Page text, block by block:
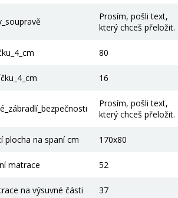
Prosím, pošli text,
který chceš přeložit.
80
16
Prosím, pošli text,
který chceš přeložit.
plocha na spaní cm 170x80
matrace 52
na výsuvné části 37